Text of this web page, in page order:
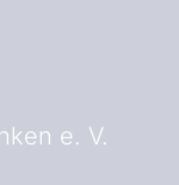
e. V.